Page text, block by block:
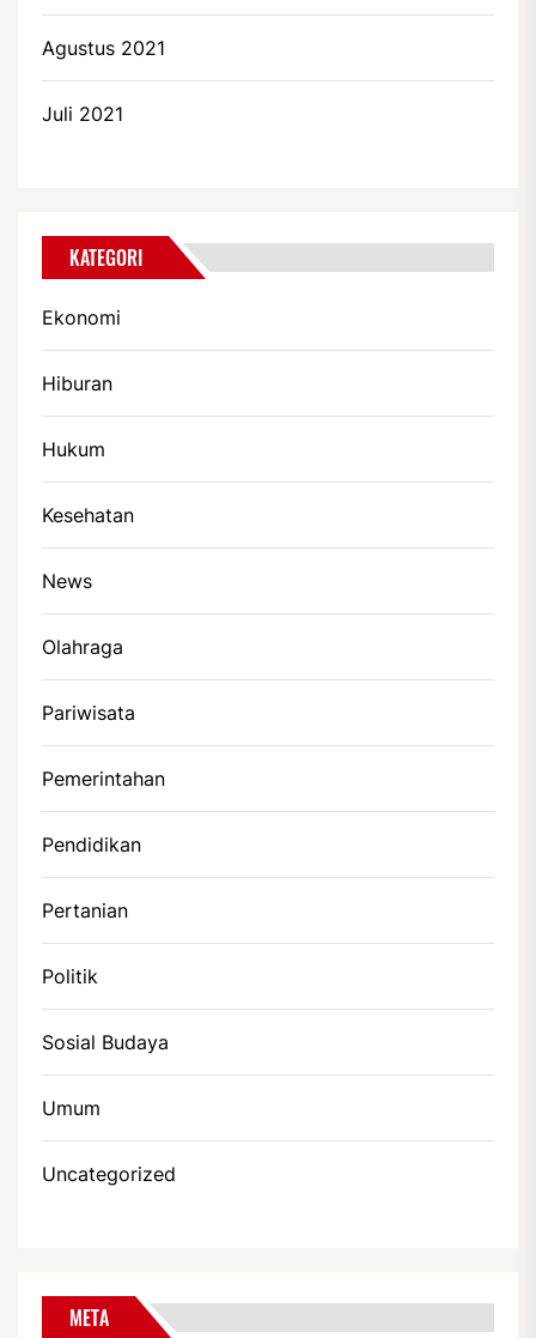
Agustus 2021
Juli 2021
KATEGORI
Ekonomi
Hiburan
Hukum
Kesehatan
News
Olahraga
Pariwisata
Pemerintahan
Pendidikan
Pertanian
Politik
Sosial Budaya
Umum
Uncategorized
META